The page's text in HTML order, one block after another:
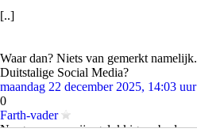
[..]
Waar dan? Niets van gemerkt namelijk.
Duitstalige Social Media?
maandag 22 december 2025, 14:03 uur
0
Farth-vader
Nergerzoenen zijn gelukkig verboden.